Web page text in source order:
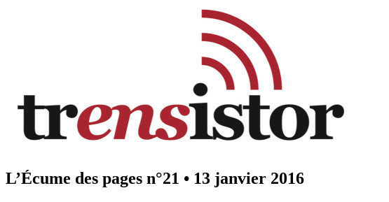
L’Écume des pages n°21 • 13 janvier 2016